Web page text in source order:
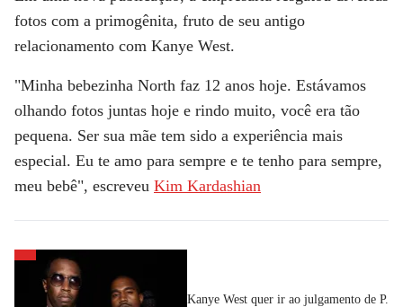
fotos com a primogênita, fruto de seu antigo
relacionamento com Kanye West.
"Minha bebezinha North faz 12 anos hoje. Estávamos
olhando fotos juntas hoje e rindo muito, você era tão
pequena. Ser sua mãe tem sido a experiência mais
especial. Eu te amo para sempre e te tenho para sempre,
meu bebê", escreveu Kim Kardashian
Kanye West quer ir ao julgamento de P.